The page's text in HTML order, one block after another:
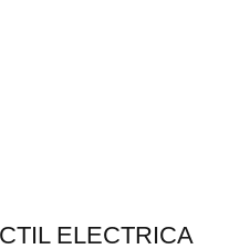
ELECTRICA